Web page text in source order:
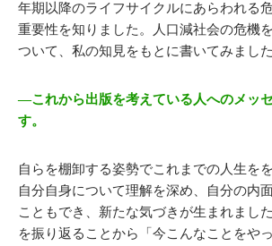
年期以降のライフサイクルにあらわれる
重要性を知りました。人口減社会の危機
ついて、私の知見をもとに書いてみました
―これから出版を考えている人へのメッ
す。
自らを棚卸する姿勢でこれまでの人生を
自分自身について理解を深め、自分の内
こともでき、新たな気づきが生まれまし
を振り返ることから「今こんなことをや